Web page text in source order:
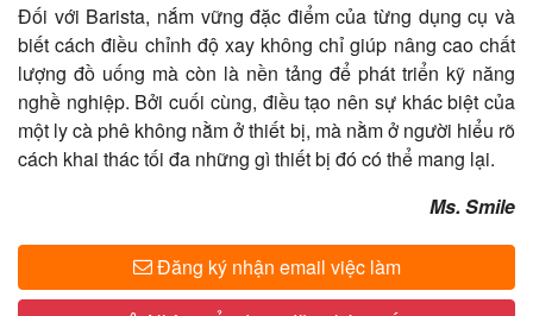
Đối với Barista, nắm vững đặc điểm của từng dụng cụ và
biết cách điều chỉnh độ xay không chỉ giúp nâng cao chất
lượng đồ uống mà còn là nền tảng để phát triển kỹ năng
nghề nghiệp. Bởi cuối cùng, điều tạo nên sự khác biệt của
một ly cà phê không nằm ở thiết bị, mà nằm ở người hiểu rõ
cách khai thác tối đa những gì thiết bị đó có thể mang lại.
​Ms. Smile
Đăng ký nhận email việc làm